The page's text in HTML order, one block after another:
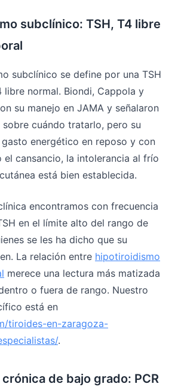
subclínico: TSH, T4 libre
subclínico se define por una TSH
libre normal. Biondi, Cappola y
su manejo en JAMA y señalaron
cuándo tratarlo, pero su
energético en reposo y con
el cansancio, la intolerancia al frío
está bien establecida.
encontramos con frecuencia
en el límite alto del rango de
se les ha dicho que su
La relación entre hipotiroidismo
merece una lectura más matizada
o fuera de rango. Nuestro
está en
tiroides-en-zaragoza-
.
de bajo grado: PCR